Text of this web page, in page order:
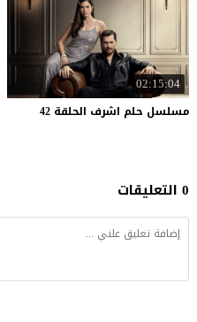
02:15:04
مسلسل حلم اشرف الحلقة 42
0 التعليقات